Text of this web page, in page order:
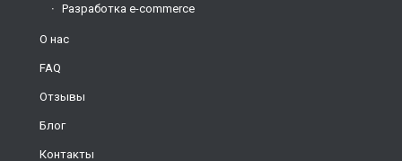
Разработка e-commerce
О нас
FAQ
Отзывы
Блог
Контакты